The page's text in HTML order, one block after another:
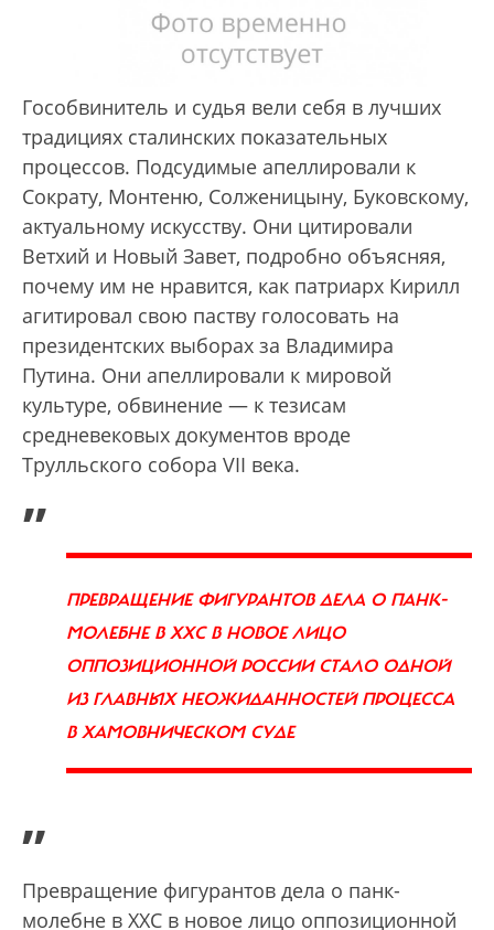
Гособвинитель и судья вели себя в лучших
традициях сталинских показательных
процессов. Подсудимые апеллировали к
Сократу, Монтеню, Солженицыну, Буковскому,
актуальному искусству. Они цитировали
Ветхий и Новый Завет, подробно объясняя,
почему им не нравится, как патриарх Кирилл
агитировал свою паству голосовать на
президентских выборах за Владимира
Путина. Они апеллировали к мировой
культуре, обвинение — к тезисам
средневековых документов вроде
Трулльского собора VII века.
„
ПРЕВРАЩЕНИЕ ФИГУРАНТОВ ДЕЛА О ПАНК-
МОЛЕБНЕ В ХХС В НОВОЕ ЛИЦО
ОППОЗИЦИОННОЙ РОССИИ СТАЛО ОДНОЙ
ИЗ ГЛАВНЫХ НЕОЖИДАННОСТЕЙ ПРОЦЕССА
В ХАМОВНИЧЕСКОМ СУДЕ
”
Превращение фигурантов дела о панк-
молебне в ХХС в новое лицо оппозиционной